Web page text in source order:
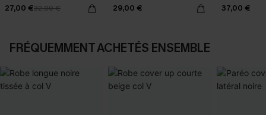
27,00 €32,00 € 29,00 € 37,00 €
FRÉQUEMMENT ACHETÉS ENSEMBLE